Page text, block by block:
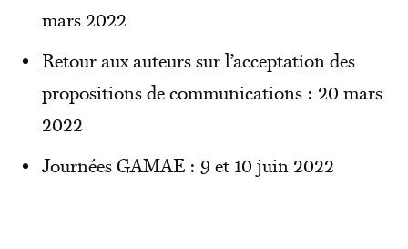
mars 2022
Retour aux auteurs sur l’acceptation des
propositions de communications : 20 mars
2022
Journées GAMAE : 9 et 10 juin 2022